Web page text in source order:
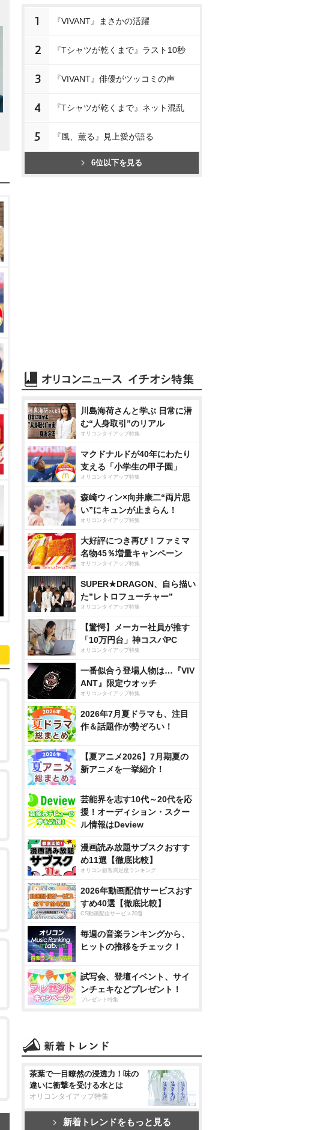
1 『VIVANT』まさかの活躍
2 『Tシャツが乾くまで』ラスト10秒
3 『VIVANT』俳優がツッコミの声
4 『Tシャツが乾くまで』ネット混乱
5 『風、薫る』見上愛が語る
6位以下を見る
川島海荷さんと学ぶ 日常に潜
む“人身取引”のリアル
オリコンタイアップ特集
マクドナルドが40年にわたり
支える「小学生の甲子園」
オリコンタイアップ特集
森崎ウィン×向井康二“両片思
い”にキュンが止まらん！
オリコンタイアップ特集
大好評につき再び！ファミマ
名物45％増量キャンペーン
オリコンタイアップ特集
SUPER★DRAGON、自ら描い
た”レトロフューチャー”
オリコンタイアップ特集
【驚愕】メーカー社員が推す
「10万円台」神コスパPC
オリコンタイアップ特集
一番似合う登場人物は…『VIV
ANT』限定ウオッチ
オリコンタイアップ特集
2026年7月夏ドラマも、注目
作＆話題作が勢ぞろい！
【夏アニメ2026】7月期夏の
新アニメを一挙紹介！
芸能界を志す10代～20代を応
援！オーディション・スクー
ル情報はDeview
漫画読み放題サブスクおすす
め11選【徹底比較】
オリコン顧客満足度ランキング
2026年動画配信サービスおす
すめ40選【徹底比較】
CS動画配信サービス20選
毎週の音楽ランキングから、
ヒットの推移をチェック！
試写会、登壇イベント、サイ
ンチェキなどプレゼント！
プレゼント特集
茶葉で一目瞭然の浸透力！味の
違いに衝撃を受ける水とは
オリコンタイアップ特集
新着トレンドをもっと見る